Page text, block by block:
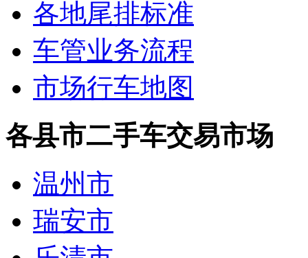
各地尾排标准
车管业务流程
市场行车地图
各县市二手车交易市场
温州市
瑞安市